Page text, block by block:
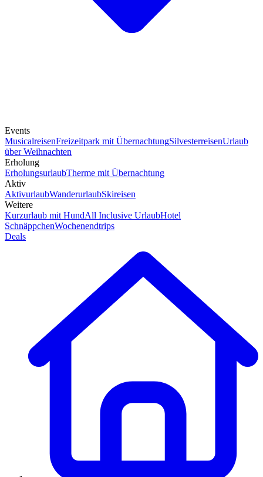
Events
MusicalreisenFreizeitpark mit ÜbernachtungSilvesterreisenUrlaub
über Weihnachten
Erholung
ErholungsurlaubTherme mit Übernachtung
Aktiv
AktivurlaubWanderurlaubSkireisen
Weitere
Kurzurlaub mit HundAll Inclusive UrlaubHotel
SchnäppchenWochenendtrips
Deals